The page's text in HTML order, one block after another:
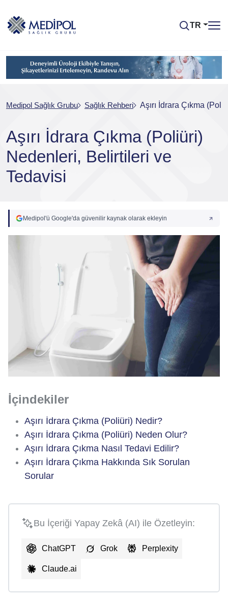
TR
Medipol Sağlık Grubu Sağlık Rehberi Aşırı İdrara Çıkma
Aşırı İdrara Çıkma (Poliüri)
Nedenleri, Belirtileri ve
Tedavisi
Medipol'ü Google'da güvenilir kaynak olarak ekleyin
İçindekiler
Aşırı İdrara Çıkma (Poliüri) Nedir?
Aşırı İdrara Çıkma (Poliüri) Neden Olur?
Aşırı İdrara Çıkma Nasıl Tedavi Edilir?
Aşırı İdrara Çıkma Hakkında Sık Sorulan
Sorular
Bu İçeriği Yapay Zekâ (AI) ile Özetleyin:
ChatGPT Grok Perplexity
Claude.ai